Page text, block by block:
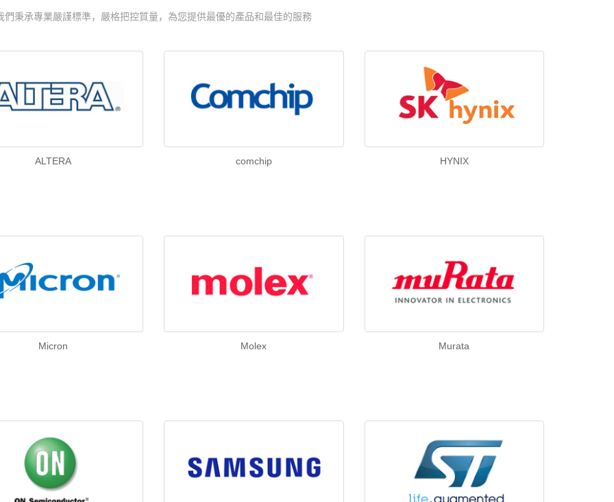
們秉承專業嚴謹標準，嚴格把控質量，為您提供最優的產品和最佳的服務
ALTERA comchip HYNIX
Micron Molex Murata